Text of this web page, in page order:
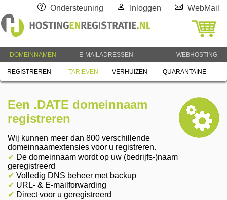
Ondersteuning Inloggen WebMail
DOMEINNAMEN E-MAILADRESSEN WEBHOSTING
REGISTREREN TARIEVEN VERHUIZEN QUARANTAINE
Een .DATE domeinnaam
registreren
Wij kunnen meer dan 800 verschillende
domeinnaamextensies voor u registreren.
✔ De domeinnaam wordt op uw (bedrijfs-)naam
geregistreerd
✔ Volledig DNS beheer met backup
✔ URL- & E-mailforwarding
✔ Direct voor u geregistreerd